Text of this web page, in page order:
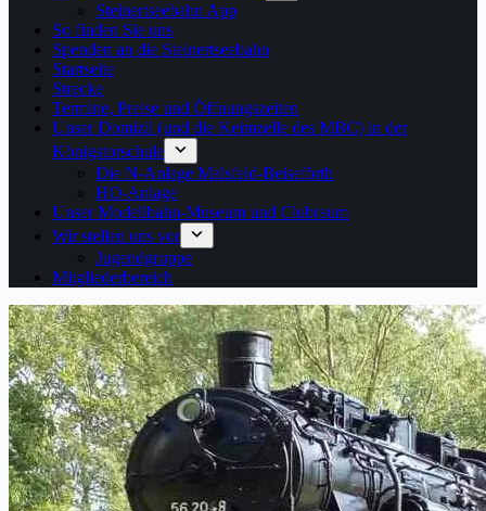
Steinertseebahn App
So finden Sie uns
Spenden an die Steinertseebahn
Startseite
Strecke
Termine, Preise und Öffnungszeiten
Unser Domizil (und die Keimzelle des MBC) in der
Königstorschule
Die N-Anlage Malsfeld-Beiseförth
HO-Anlage
Unser Modellbahn-Museum und Clubraum
Wir stellen uns vor
Jugendgruppe
Mitgliederbereich